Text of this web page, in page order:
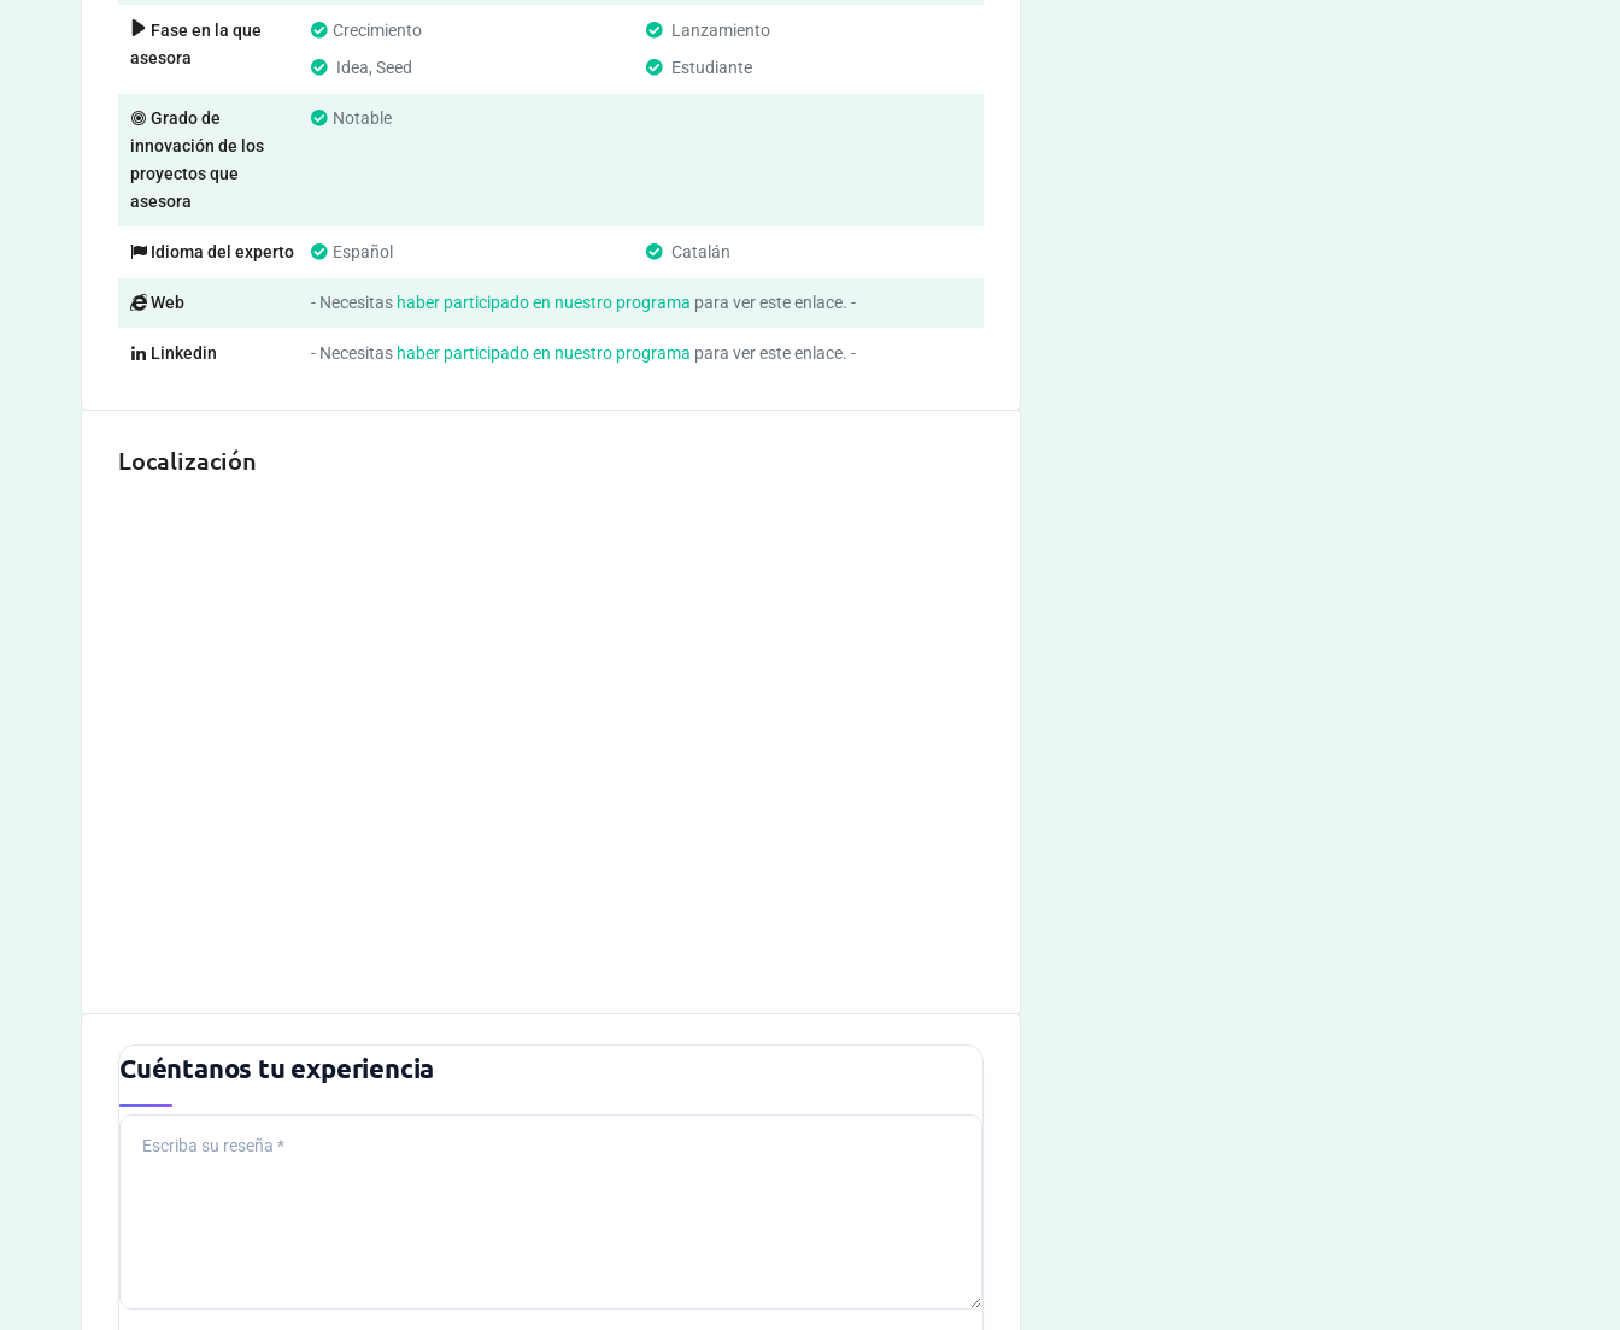
Fase en la que
asesora
Crecimiento
Lanzamiento
Idea, Seed
Estudiante
Grado de
innovación de los
proyectos que
asesora
Notable
Idioma del experto Español Catalán
Web - Necesitas haber participado en nuestro programa para ver este enlace. -
Linkedin - Necesitas haber participado en nuestro programa para ver este enlace. -
Localización
Cuéntanos tu experiencia